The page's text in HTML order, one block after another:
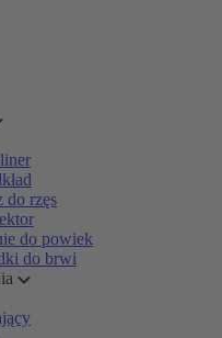
do rzęs
do powiek
do brwi